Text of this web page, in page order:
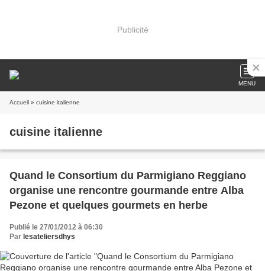
Publicité
MENU
Accueil » cuisine italienne
cuisine italienne
Quand le Consortium du Parmigiano Reggiano
organise une rencontre gourmande entre Alba
Pezone et quelques gourmets en herbe
Publié le 27/01/2012 à 06:30
Par lesateliersdhys